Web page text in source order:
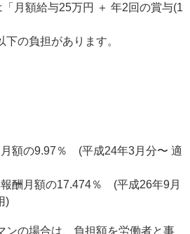
「月額給与25万円 ＋ 年2回の賞与(1
の負担があります。
額の9.97％ (平成24年3月分〜 適
酬月額の17.474％ (平成26年9月
)
ンの場合は、負担額を労働者と事